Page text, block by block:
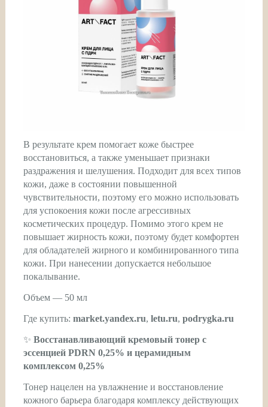
В результате крем помогает коже быстрее
восстановиться, а также уменьшает признаки
раздражения и шелушения. Подходит для всех типов
кожи, даже в состоянии повышенной
чувствительности, поэтому его можно использовать
для успокоения кожи после агрессивных
косметических процедур. Помимо этого крем не
повышает жирность кожи, поэтому будет комфортен
для обладателей жирного и комбинированного типа
кожи. При нанесении допускается небольшое
покалывание.
Объем — 50 мл
Где купить: market.yandex.ru, letu.ru, podrygka.ru
✨ Восстанавливающий кремовый тонер с
эссенцией PDRN 0,25% и церамидным
комплексом 0,25%
Тонер нацелен на увлажнение и восстановление
кожного барьера благодаря комплексу действующих